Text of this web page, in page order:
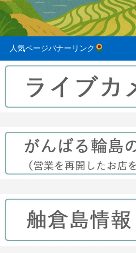
白米千枚田 あぜのきらめき（アルバム）
2023.08.31
人気ページバナーリンク